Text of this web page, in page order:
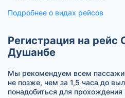
Подробнее о видах рейсов
Регистрация на рейс
Душанбе
Мы рекомендуем всем
не позже, чем за 1,5 часа до
понадобиться для прохождения